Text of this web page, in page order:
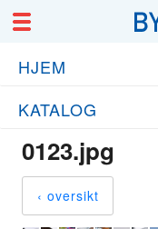
HJEM
KATALOG
0123.jpg
‹ oversikt